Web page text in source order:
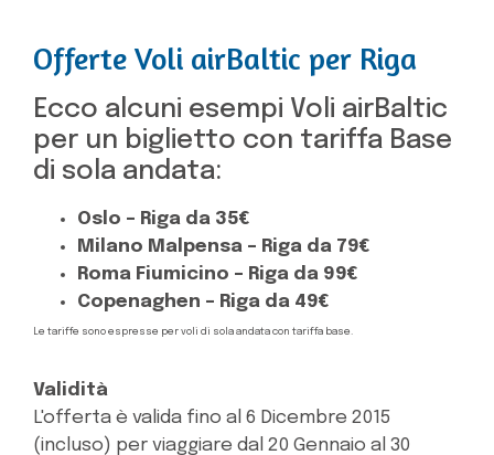
Offerte Voli airBaltic per Riga
Ecco alcuni esempi Voli airBaltic
per un biglietto con tariffa Base
di sola andata:
Oslo – Riga da 35€
Milano Malpensa – Riga da 79€
Roma Fiumicino – Riga da 99€
Copenaghen – Riga da 49€
Le tariffe sono espresse per voli di sola andata con tariffa base.
Validità
L'offerta è valida fino al 6 Dicembre 2015
(incluso) per viaggiare dal 20 Gennaio al 30